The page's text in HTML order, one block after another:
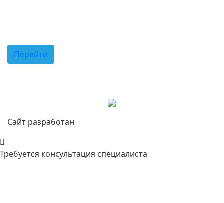
Перейти
Сайт разработан
Требуется консультация специалиста